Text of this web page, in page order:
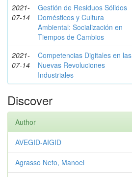
2021-
07-14
Gestión de Residuos Sólidos
Domésticos y Cultura
Ambiental: Socialización en
Tiempos de Cambios
2021-
07-14
Competencias Digitales en las
Nuevas Revoluciones
Industriales
Discover
Author
AVEGID-AIGID
Agrasso Neto, Manoel